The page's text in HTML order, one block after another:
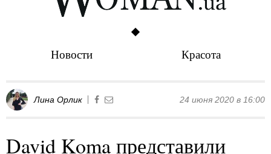
Новости Красота
Лина Орлик 24 июня 2020 в 16:00
David Koma представили